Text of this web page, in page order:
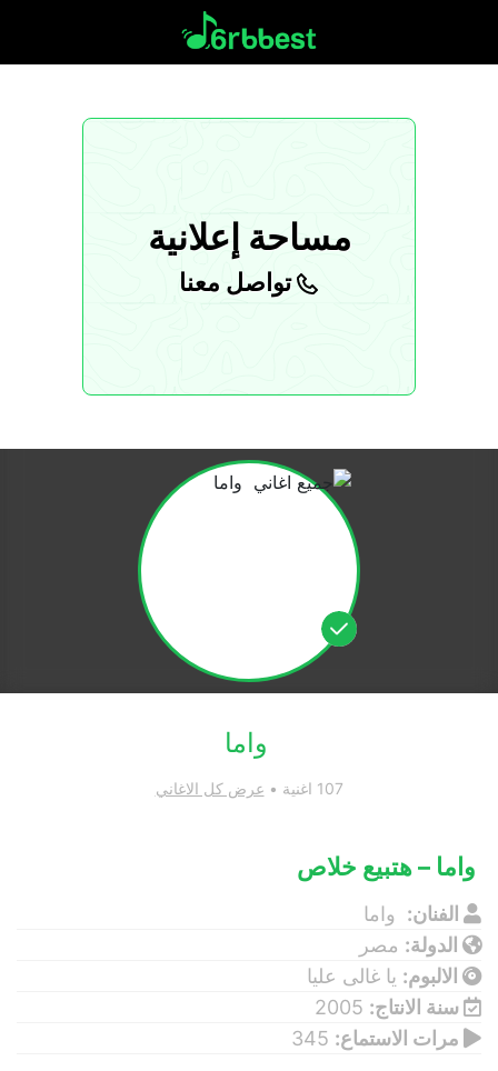
مساحة إعلانية
تواصل معنا
واما
107 اغنية • عرض كل الاغاني
واما – هتبيع خلاص
الفنان:
واما
الدولة: مصر
الالبوم: يا غالى عليا
سنة الانتاج: 2005
مرات الاستماع: